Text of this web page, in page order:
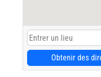
Obtenir des